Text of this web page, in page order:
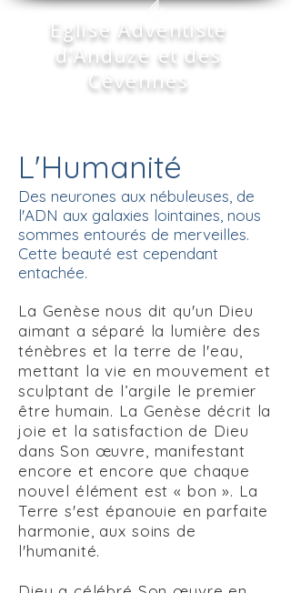
Eglise Adventiste
d'Anduze et des
Cévennes
L'Humanité
Des neurones aux nébuleuses, de
l'ADN aux galaxies lointaines, nous
sommes entourés de merveilles.
Cette beauté est cependant
entachée.
La Genèse nous dit qu'un Dieu
aimant a séparé la lumière des
ténèbres et la terre de l'eau,
mettant la vie en mouvement et
sculptant de l’argile le premier
être humain. La Genèse décrit la
joie et la satisfaction de Dieu
dans Son œuvre, manifestant
encore et encore que chaque
nouvel élément est « bon ». La
Terre s'est épanouie en parfaite
harmonie, aux soins de
l'humanité.